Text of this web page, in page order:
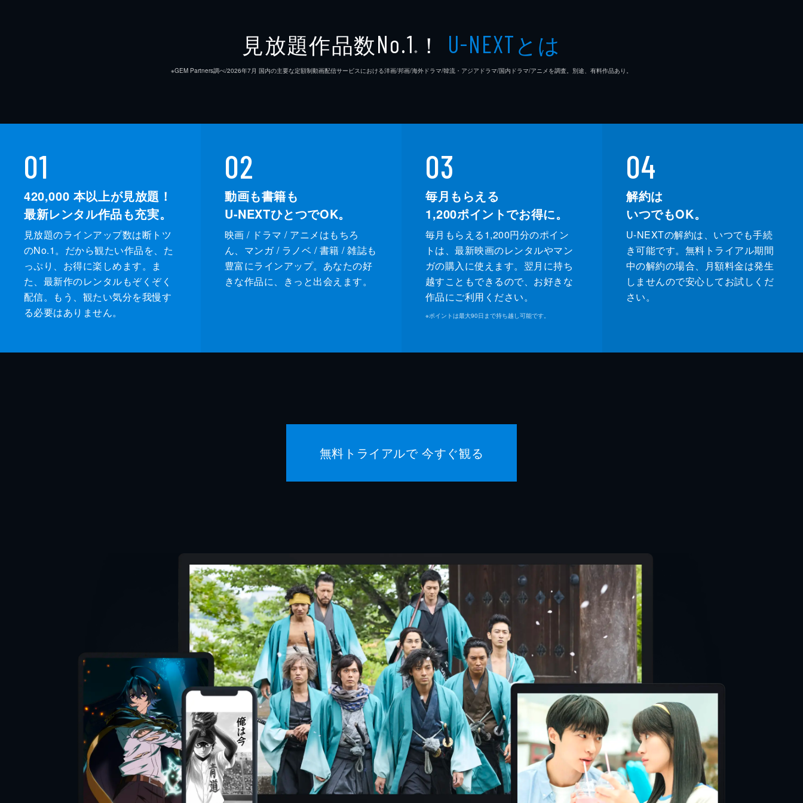
見放題作品数No.1 ※ ！ U-NEXTとは
※GEM Partners調べ/2026年7⽉ 国内の主要な定額制動画配信サービスにおける洋画/邦画/海外ドラマ/韓流・アジアドラマ/国内ドラマ/アニメを調査。別途、有料作品あり。
01
420,000 本以上が見放題！
最新レンタル作品も充実。
見放題のラインアップ数は断トツ
のNo.1。だから観たい作品を、た
っぷり、お得に楽しめます。ま
た、最新作のレンタルもぞくぞく
配信。もう、観たい気分を我慢す
る必要はありません。
02
動画も書籍も
U-NEXTひとつでOK。
映画 / ドラマ / アニメはもちろ
ん、マンガ / ラノベ / 書籍 / 雑誌も
豊富にラインアップ。あなたの好
きな作品に、きっと出会えます。
03
毎月もらえる
1,200ポイントでお得に。
毎月もらえる1,200円分のポイン
トは、最新映画のレンタルやマン
ガの購入に使えます。翌月に持ち
越すこともできるので、お好きな
作品にご利用ください。
※ポイントは最大90日まで持ち越し可能です。
04
解約は
いつでもOK。
U-NEXTの解約は、いつでも手続
き可能です。無料トライアル期間
中の解約の場合、月額料金は発生
しませんので安心してお試しくだ
さい。
無料トライアルで 今すぐ観る